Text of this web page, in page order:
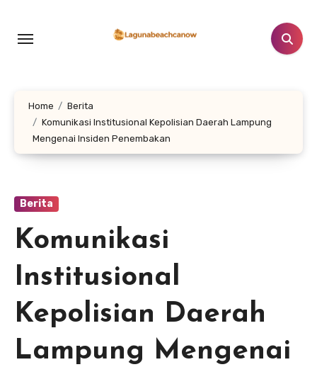
konten
Home
Berita
Komunikasi Institusional Kepolisian Daerah Lampung
Mengenai Insiden Penembakan
Berita
Komunikasi
Institusional
Kepolisian Daerah
Lampung Mengenai